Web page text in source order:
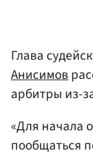
Глава
Анисимов
арбитры из-
«Для начала
пообщаться